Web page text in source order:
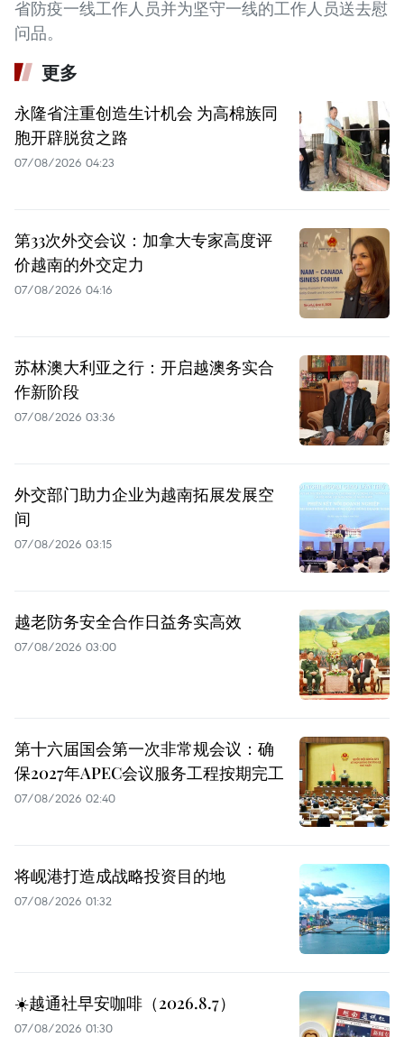
省防疫一线工作人员并为坚守一线的工作人员送去慰
问品。
更多
永隆省注重创造生计机会 为高棉族同
胞开辟脱贫之路
07/08/2026 04:23
第33次外交会议：加拿大专家高度评
价越南的外交定力
07/08/2026 04:16
苏林澳大利亚之行：开启越澳务实合
作新阶段
07/08/2026 03:36
外交部门助力企业为越南拓展发展空
间
07/08/2026 03:15
越老防务安全合作日益务实高效
07/08/2026 03:00
第十六届国会第一次非常规会议：确
保2027年APEC会议服务工程按期完工
07/08/2026 02:40
将岘港打造成战略投资目的地
07/08/2026 01:32
☀️越通社早安咖啡（2026.8.7）
07/08/2026 01:30